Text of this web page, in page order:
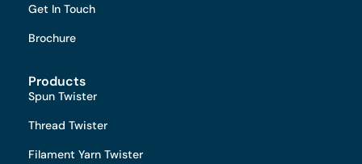
Get In Touch
Brochure
Products
Spun Twister
Thread Twister
Filament Yarn Twister